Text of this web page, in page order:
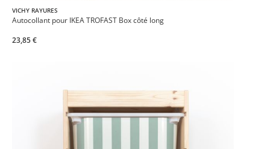
VICHY RAYURES
Autocollant pour IKEA TROFAST Box côté long
23,85 €